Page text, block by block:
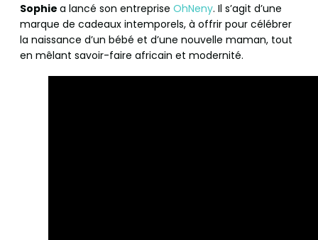
Sophie a lancé son entreprise OhNeny. Il s’agit d’une
marque de cadeaux intemporels, à offrir pour célébrer
la naissance d’un bébé et d’une nouvelle maman, tout
en mêlant savoir-faire africain et modernité.